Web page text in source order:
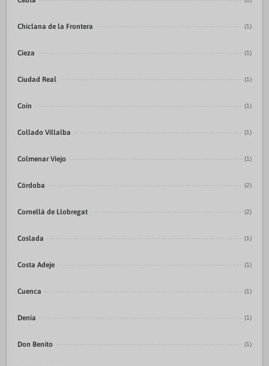
Chiclana de la Frontera (1)
Cieza (1)
Ciudad Real (1)
Coín (1)
Collado Villalba (1)
Colmenar Viejo (1)
Córdoba (2)
Cornellá de Llobregat (2)
Coslada (1)
Costa Adeje (1)
Cuenca (1)
Denia (1)
Don Benito (1)